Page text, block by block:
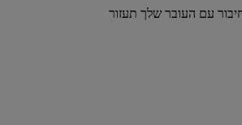
עם העובר שלך תעזור